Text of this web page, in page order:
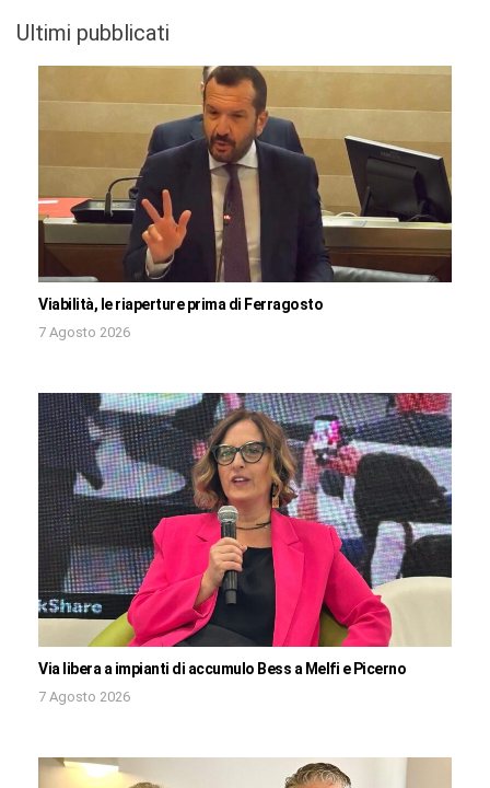
Ultimi pubblicati
Viabilità, le riaperture prima di Ferragosto
7 Agosto 2026
Via libera a impianti di accumulo Bess a Melfi e Picerno
7 Agosto 2026